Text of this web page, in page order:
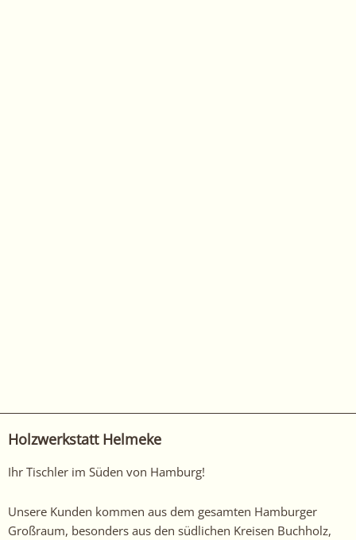
Holzwerkstatt Helmeke
Ihr Tischler im Süden von Hamburg!
Unsere Kunden kommen aus dem gesamten Hamburger
Großraum, besonders aus den südlichen Kreisen Buchholz,